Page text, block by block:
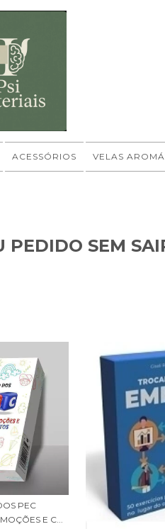
ACESSÓRIOS VELAS
PEDIDO SEM
PEC
E C...